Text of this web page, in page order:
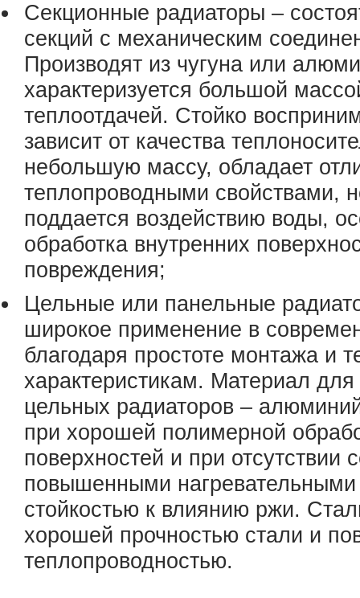
Секционные радиаторы –
секций с механическим
Производят из чугуна или
характеризуется большой
теплоотдачей. Стойко
зависит от качества
небольшую массу, обладает
теплопроводными свойствами,
поддается воздействию воды,
обработка внутренних
повреждения;
Цельные или панельные
широкое применение в
благодаря простоте монтажа и
характеристикам. Материал для
цельных радиаторов –
при хорошей полимерной
поверхностей и при отсутствии
повышенными нагревательными
стойкостью к влиянию ржи.
хорошей прочностью стали и
теплопроводностью.